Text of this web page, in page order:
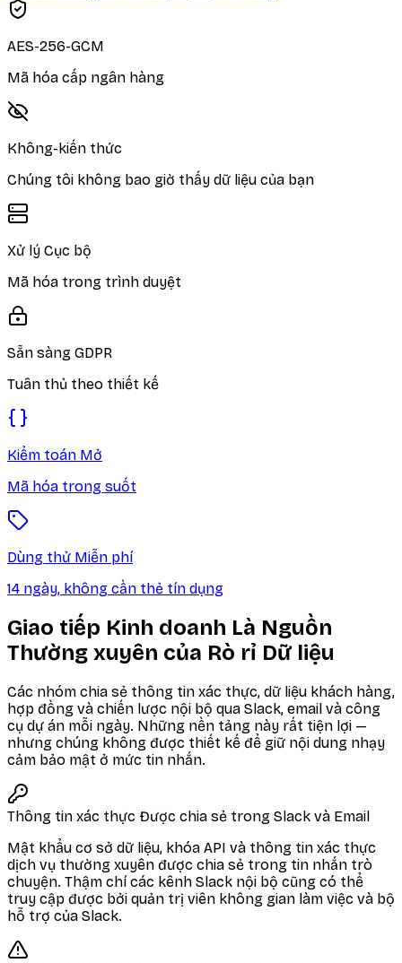
AES-256-GCM
Mã hóa cấp ngân hàng
Không-kiến thức
Chúng tôi không bao giờ thấy dữ liệu của bạn
Xử lý Cục bộ
Mã hóa trong trình duyệt
Sẵn sàng GDPR
Tuân thủ theo thiết kế
Kiểm toán Mở
Mã hóa trong suốt
Dùng thử Miễn phí
14 ngày, không cần thẻ tín dụng
Giao tiếp Kinh doanh Là Nguồn
Thường xuyên của Rò rỉ Dữ liệu
Các nhóm chia sẻ thông tin xác thực, dữ liệu khách hàng,
hợp đồng và chiến lược nội bộ qua Slack, email và công
cụ dự án mỗi ngày. Những nền tảng này rất tiện lợi —
nhưng chúng không được thiết kế để giữ nội dung nhạy
cảm bảo mật ở mức tin nhắn.
Thông tin xác thực Được chia sẻ trong Slack và Email
Mật khẩu cơ sở dữ liệu, khóa API và thông tin xác thực
dịch vụ thường xuyên được chia sẻ trong tin nhắn trò
chuyện. Thậm chí các kênh Slack nội bộ cũng có thể
truy cập được bởi quản trị viên không gian làm việc và bộ
hỗ trợ của Slack.